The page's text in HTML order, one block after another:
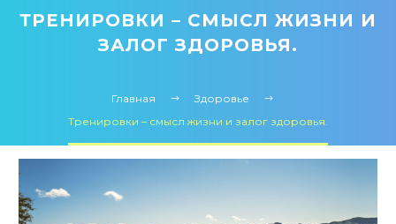
ТРЕНИРОВКИ – СМЫСЛ ЖИЗНИ И
ЗАЛОГ ЗДОРОВЬЯ.
Главная
Здоровье
Тренировки – смысл жизни и залог здоровья.